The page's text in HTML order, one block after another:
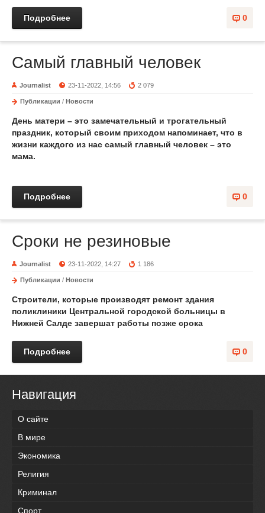
0
Подробнее
Самый главный человек
Journalist 23-11-2022, 14:56 2 079
Публикации / Новости
День матери – это замечательный и трогательный
праздник, который своим приходом напоминает, что в
жизни каждого из нас самый главный человек – это
мама.
0
Подробнее
Сроки не резиновые
Journalist 23-11-2022, 14:27 1 186
Публикации / Новости
Строители, которые производят ремонт здания
поликлиники Центральной городской больницы в
Нижней Салде завершат работы позже срока
0
Подробнее
Навигация
О сайте
В мире
Экономика
Религия
Криминал
Спорт